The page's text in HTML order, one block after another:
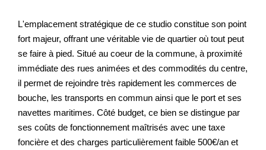
L'emplacement stratégique de ce studio constitue son point
fort majeur, offrant une véritable vie de quartier où tout peut
se faire à pied. Situé au coeur de la commune, à proximité
immédiate des rues animées et des commodités du centre,
il permet de rejoindre très rapidement les commerces de
bouche, les transports en commun ainsi que le port et ses
navettes maritimes. Côté budget, ce bien se distingue par
ses coûts de fonctionnement maîtrisés avec une taxe
foncière et des charges particulièrement faible 500€/an et